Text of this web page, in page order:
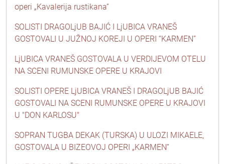
operi „Kavalerija rustikana“
SOLISTI DRAGOLjUB BAJIĆ I LjUBICA VRANEŠ
GOSTOVALI U JUŽNOJ KOREJI U OPERI “KARMEN”
LjUBICA VRANEŠ GOSTOVALA U VERDIJEVOM OTELU
NA SCENI RUMUNSKE OPERE U KRAJOVI
SOLISTI OPERE LjUBICA VRANEŠ I DRAGOLjUB BAJIĆ
GOSTOVALI NA SCENI RUMUNSKE OPERE U KRAJOVI
U "DON KARLOSU"
SOPRAN TUGBA DEKAK (TURSKA) U ULOZI MIKAELE,
GOSTOVALA U BIZEOVOJ OPERI „KARMEN“